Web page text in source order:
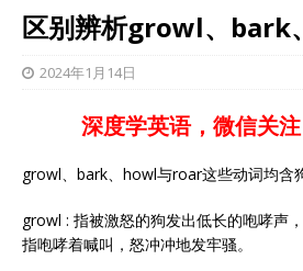
区别辨析growl、
2024年1月14日
深度学英语，微信关
growl、bark、howl与roar这些动词均含
growl : 指被激怒的狗发出低长的咆哮声
指咆哮着喊叫，怒冲冲地发牢骚。